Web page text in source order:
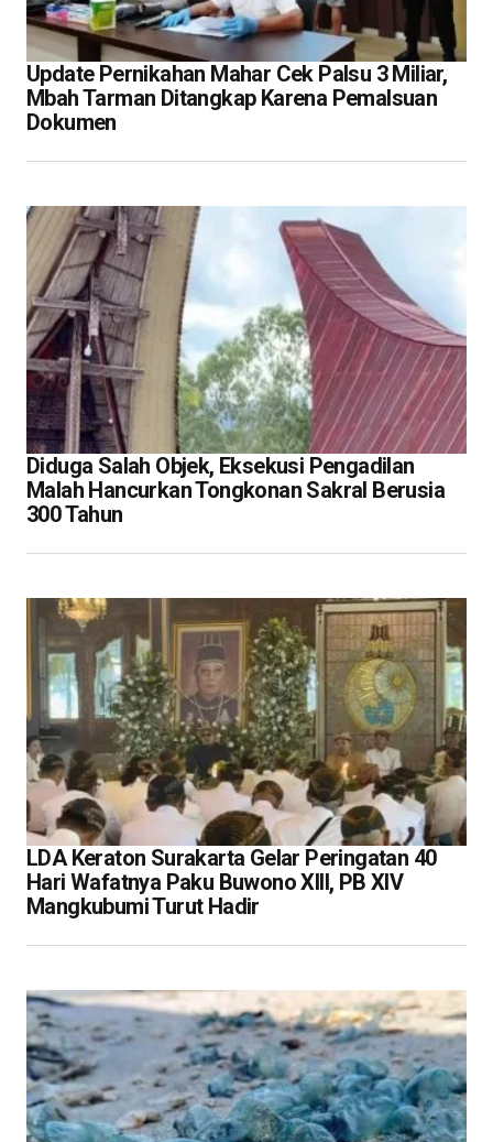
Update Pernikahan Mahar Cek Palsu 3 Miliar,
Mbah Tarman Ditangkap Karena Pemalsuan
Dokumen
Diduga Salah Objek, Eksekusi Pengadilan
Malah Hancurkan Tongkonan Sakral Berusia
300 Tahun
LDA Keraton Surakarta Gelar Peringatan 40
Hari Wafatnya Paku Buwono XIII, PB XIV
Mangkubumi Turut Hadir